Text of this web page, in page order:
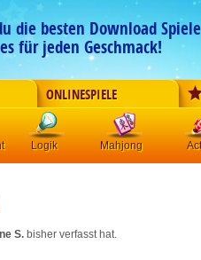
die besten Download Spiele
für jeden Geschmack!
ONLINESPIELE
Logik Mahjong
S. bisher verfasst hat.